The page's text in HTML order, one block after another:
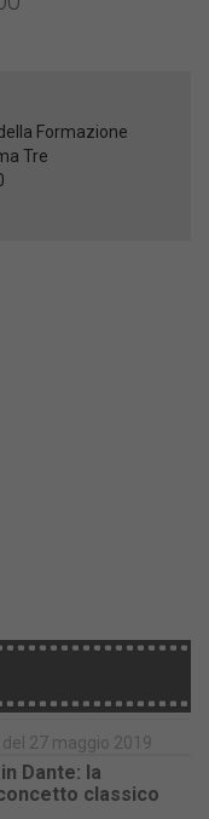
Formazione
Tre
27 maggio 2019
Dante: la
classico